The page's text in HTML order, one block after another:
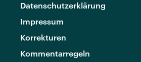
Datenschutzerklärung
Impressum
Korrekturen
Kommentarregeln